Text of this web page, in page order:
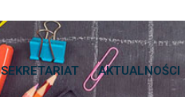
SEKRETARIAT AKTUALNOŚCI